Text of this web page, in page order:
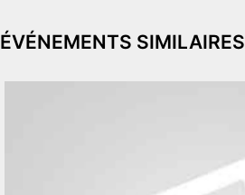
ÉVÉNEMENTS SIMILAIRES